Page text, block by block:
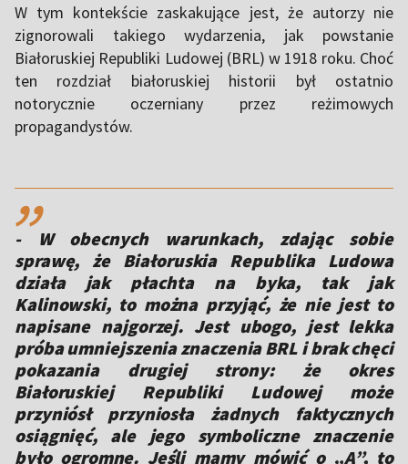
W tym kontekście zaskakujące jest, że autorzy nie
zignorowali takiego wydarzenia, jak powstanie
Białoruskiej Republiki Ludowej (BRL) w 1918 roku. Choć
ten rozdział białoruskiej historii był ostatnio
notorycznie oczerniany przez reżimowych
propagandystów.
,,
- W obecnych warunkach, zdając sobie
sprawę, że Białoruskia Republika Ludowa
działa jak płachta na byka, tak jak
Kalinowski, to można przyjąć, że nie jest to
napisane najgorzej. Jest ubogo, jest lekka
próba umniejszenia znaczenia BRL i brak chęci
pokazania drugiej strony: że okres
Białoruskiej Republiki Ludowej może
przyniósł przyniosła żadnych faktycznych
osiągnięć, ale jego symboliczne znaczenie
było ogromne. Jeśli mamy mówić o „A”, to